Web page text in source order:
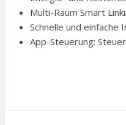
Multi-Raum Smart
Schnelle und einfache
App-Steuerung: